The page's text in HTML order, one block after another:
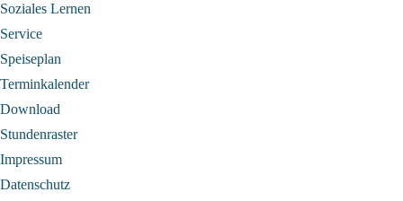
Soziales Lernen
Service
Speiseplan
Terminkalender
Download
Stundenraster
Impressum
Datenschutz